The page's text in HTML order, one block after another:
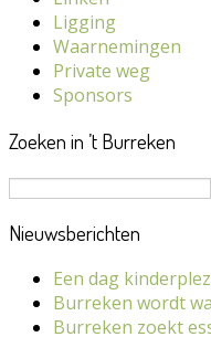
Ligging
Waarnemingen
Private weg
Sponsors
Zoeken in ’t Burreken
Zoeken
Nieuwsberichten
Een dag
Burreken wordt
Burreken zoekt